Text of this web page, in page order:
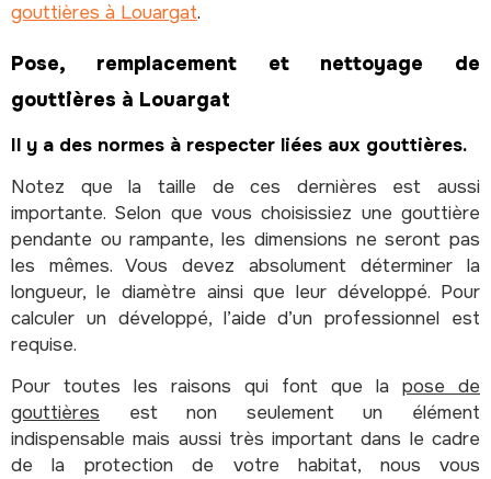
gouttières à Louargat.
Pose, remplacement et nettoyage de
gouttières à Louargat
Il y a des normes à respecter liées aux gouttières.
Notez que la taille de ces dernières est aussi
importante. Selon que vous choisissiez une gouttière
pendante ou rampante, les dimensions ne seront pas
les mêmes. Vous devez absolument déterminer la
longueur, le diamètre ainsi que leur développé. Pour
calculer un développé, l’aide d’un professionnel est
requise.
Pour toutes les raisons qui font que la pose de
gouttières est non seulement un élément
indispensable mais aussi très important dans le cadre
de la protection de votre habitat, nous vous